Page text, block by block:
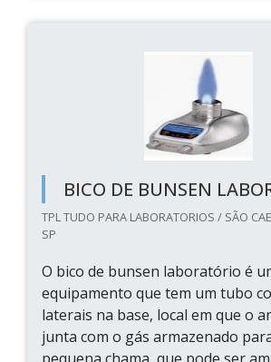
BICO DE BUNSEN
TPL TUDO PARA LABORATORIOS / SÃO
SP
O bico de bunsen laboratório é
equipamento que tem um tubo
laterais na base, local em que o
junta com o gás armazenado